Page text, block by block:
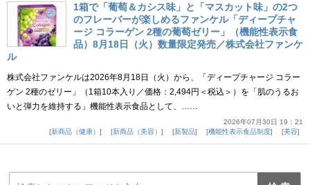
1箱で「葡萄＆カシス味」と「マスカット味」の2つ
のフレーバーが楽しめるファンケル「ディープチャ
ージ コラーゲン 2種の葡萄ゼリー」（機能性表示食
品）8月18日（火）数量限定発売／株式会社ファンケ
ル
株式会社ファンケルは2026年8月18日（火）から、「ディープチャージ コラー
ゲン 2種のゼリー」（1箱10本入り／価格：2,494円＜税込＞）を「肌のうるお
いと弾力を維持する」機能性表示食品として、……
2026年07月30日 19：21
新商品（健康）
新商品（美容） 新製品 機能性表示食品制度 美容